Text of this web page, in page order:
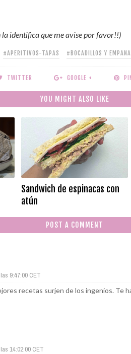
la identifica que me avise por favor!!)
#APERITIVOS-TAPAS #BOCADILLOS Y
TWITTER GOOGLE +
YOU MIGHT ALSO LIKE
Sandwich de espinacas con
atún
POST A COMMENT
9:47:00 CET
recetas surjen de los ingenios. Te
14:02:00 CET